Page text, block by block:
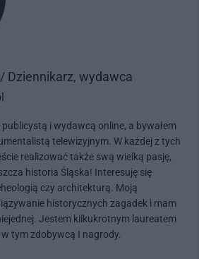
/ Dziennikarz, wydawca
i wydawcą online, a bywałem
telewizyjnym. W każdej z tych
realizować także swą wielką pasję,
historia Śląska! Interesuję się
czy architekturą. Moją
historycznych zagadek i mam
Jestem kilkukrotnym laureatem
tym zdobywcą I nagrody.